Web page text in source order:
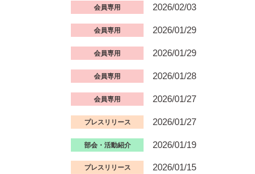
会員専用 2026/02/03
会員専用 2026/01/29
会員専用 2026/01/29
会員専用 2026/01/28
会員専用 2026/01/27
プレスリリース 2026/01/27
部会・活動紹介 2026/01/19
プレスリリース 2026/01/15